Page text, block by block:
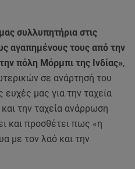
συλλυπητήρια στις
αγαπημένους τους από την
πόλη Μόρμπι της Ινδίας»,
σε ανάρτησή του
μας για την ταχεία
την ταχεία ανάρρωση
και προσθέτει πως «η
με τον λαό και την